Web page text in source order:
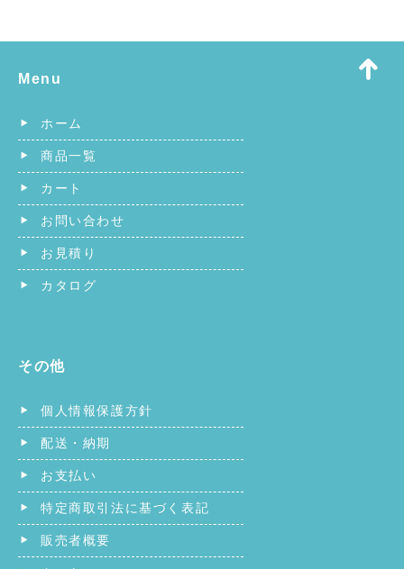
Menu
ホーム
商品一覧
カート
お問い合わせ
お見積り
カタログ
その他
個人情報保護方針
配送・納期
お支払い
特定商取引法に基づく表記
販売者概要